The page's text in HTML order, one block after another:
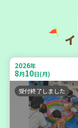
デニングで暮らし
～ ＜デモ講座＞
大人向け
学び・体験
2026年
8月10日(月)
受付終了しました